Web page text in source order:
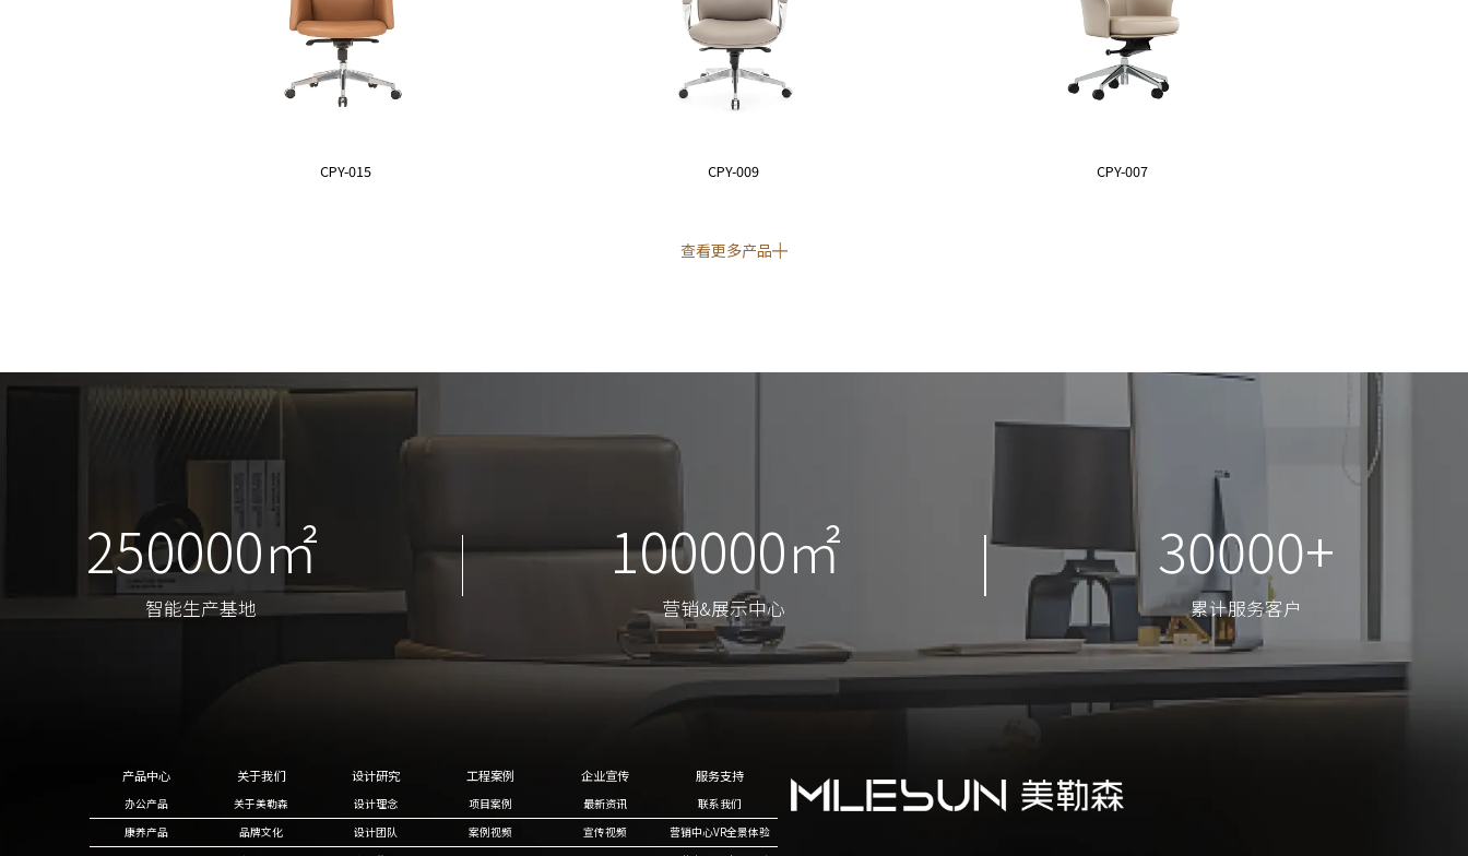
CPY-015 CPY-009 CPY-007
查看更多产品
250000㎡
智能生产基地
100000㎡
营销&展示中心
30000+
累计服务客户
250000㎡
智能生产基地
100000㎡
营销&展示中心
30000+
累计服务客户
产品中心
办公产品
康养产品
关于我们
关于美勒森
品牌文化
设计研究
设计理念
设计团队
工程案例
项目案例
案例视频
企业宣传
最新资讯
宣传视频
服务支持
联系我们
营销中心VR全景体验